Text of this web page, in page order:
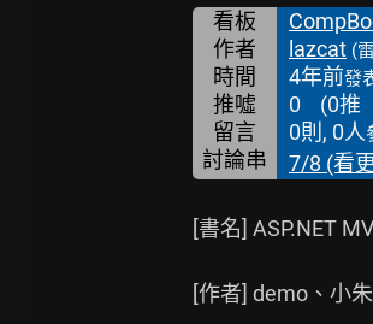
看板
作者 lazcat (
時間 4年前發
推噓 0 (0推
留言
0則, 0人
討論串 7/8 (看
[書名] ASP.NET
[作者] demo、小